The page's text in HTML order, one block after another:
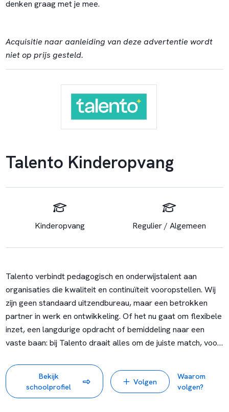
denken graag met je mee.
Acquisitie naar aanleiding van deze advertentie wordt
niet op prijs gesteld.
Talento Kinderopvang
Kinderopvang Regulier / Algemeen
Talento verbindt pedagogisch en onderwijstalent aan
organisaties die kwaliteit en continuïteit vooropstellen. Wij
zijn geen standaard uitzendbureau, maar een betrokken
partner in werk en ontwikkeling. Of het nu gaat om flexibele
inzet, een langdurige opdracht of bemiddeling naar een
vaste baan: bij Talento draait alles om de juiste match, voor
Wij werken samen met scholen en
kinderopvangorganisaties en ondersteunen professionals in
Bekijk
schoolprofiel
Volgen
Waarom
volgen?